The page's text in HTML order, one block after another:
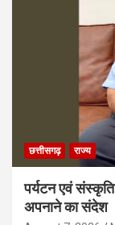
छत्तीसगढ़ राज्य
पर्यटन एवं
अपनाने का संदेश